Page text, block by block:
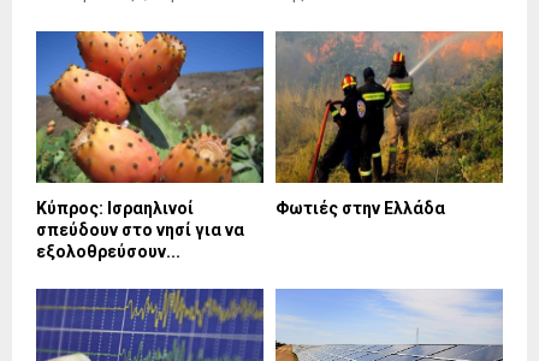
Κύπρος: Ισραηλινοί
σπεύδουν στο νησί για να
εξολοθρεύσουν...
Φωτιές στην Ελλάδα